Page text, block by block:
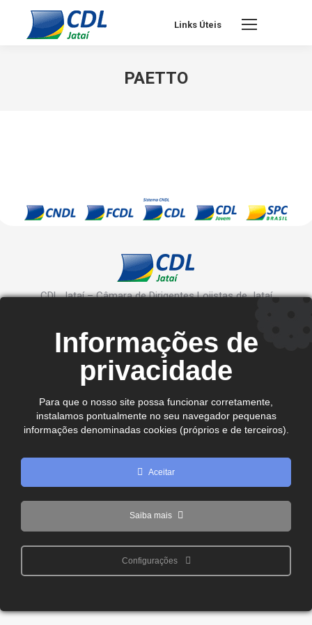
Links Úteis
PAETTO
CDL Jataí – Câmara de Dirigentes Lojistas de Jataí
Ver no mapa
comercial@cdljatai
(64) 99602 - 8923
Copyright © 2024 - 2026 CDL Jataí Todos os direitos
Informações de
privacidade
Para que o nosso site possa funcionar corretamente,
instalamos pontualmente no seu navegador pequenas
informações denominadas cookies (próprios e de terceiros).
Aceitar
Saiba mais
Configurações